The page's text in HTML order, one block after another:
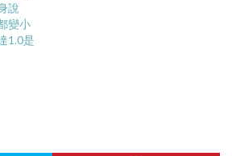
說
變小
1.0是